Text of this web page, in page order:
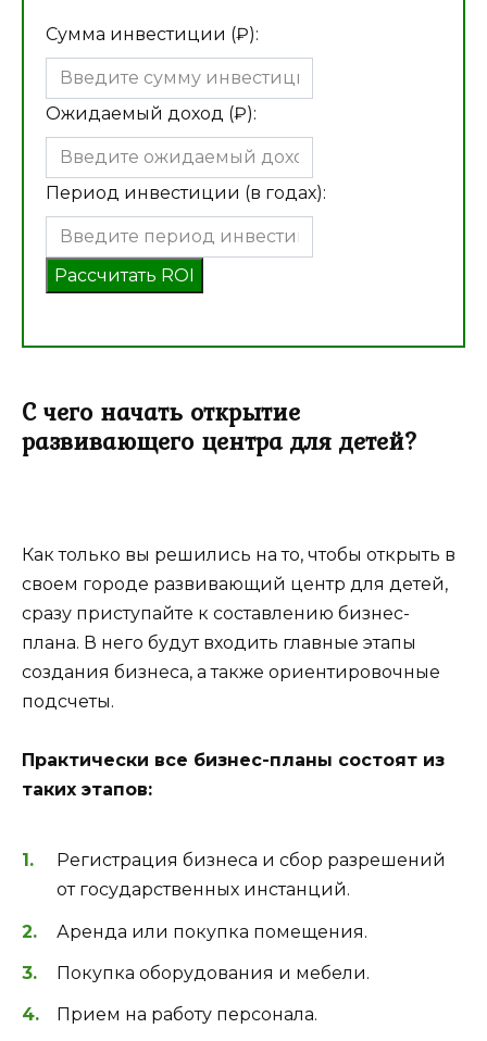
Сумма инвестиции (₽):
Ожидаемый доход (₽):
Период инвестиции (в годах):
Рассчитать ROI
С чего начать открытие
развивающего центра для детей?
Как только вы решились на то, чтобы открыть в
своем городе развивающий центр для детей,
сразу приступайте к составлению бизнес-
плана. В него будут входить главные этапы
создания бизнеса, а также ориентировочные
подсчеты.
Практически все бизнес-планы состоят из
таких этапов:
Регистрация бизнеса и сбор разрешений
от государственных инстанций.
Аренда или покупка помещения.
Покупка оборудования и мебели.
Прием на работу персонала.